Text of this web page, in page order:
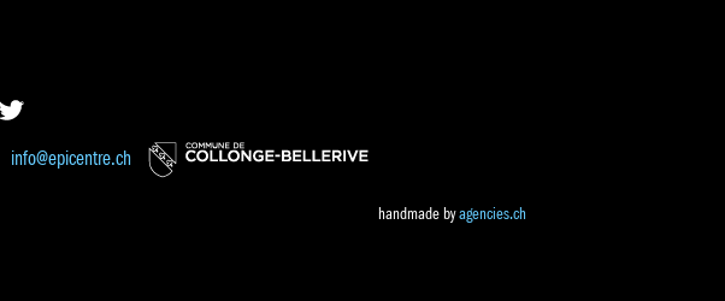
info@epicentre.ch
handmade byagencies.ch